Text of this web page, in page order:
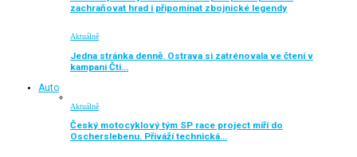
zachraňovat hrad i připomínat zbojnické legendy
Aktuálně
Jedna stránka denně. Ostrava si zatrénovala ve čtení v
kampani Čti…
Auto
Aktuálně
Český motocyklový tým SP race project míří do
Oscherslebenu. Přiváží technická…